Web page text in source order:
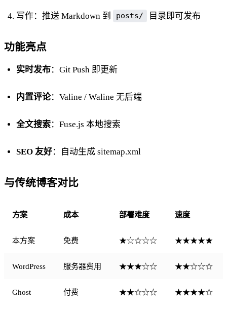
写作：推送 Markdown 到 posts/ 目录即可发布
功能亮点
实时发布：Git Push 即更新
内置评论：Valine / Waline 无后端
全文搜索：Fuse.js 本地搜索
SEO 友好：自动生成 sitemap.xml
与传统博客对比
方案 成本 部署难度 速度
本方案 免费 ★☆☆☆☆ ★★★★★
WordPress 服务器费用 ★★★☆☆ ★★☆☆☆
Ghost 付费 ★★☆☆☆ ★★★★☆